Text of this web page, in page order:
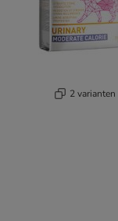
2 varianten